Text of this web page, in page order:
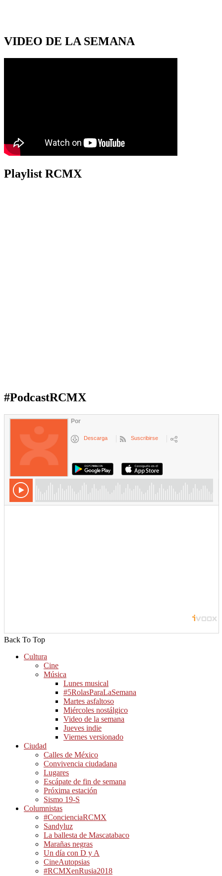
VIDEO DE LA SEMANA
Playlist RCMX
#PodcastRCMX
Back To Top
Cultura
Cine
Música
Lunes musical
#5RolasParaLaSemana
Martes asfaltoso
Miércoles nostálgico
Video de la semana
Jueves indie
Viernes versionado
Ciudad
Calles de México
Convivencia ciudadana
Lugares
Escápate de fin de semana
Próxima estación
Sismo 19-S
Columnistas
#ConcienciaRCMX
Sandyluz
La ballesta de Mascatabaco
Marañas negras
Un día con D y A
CineAutopsias
#RCMXenRusia2018